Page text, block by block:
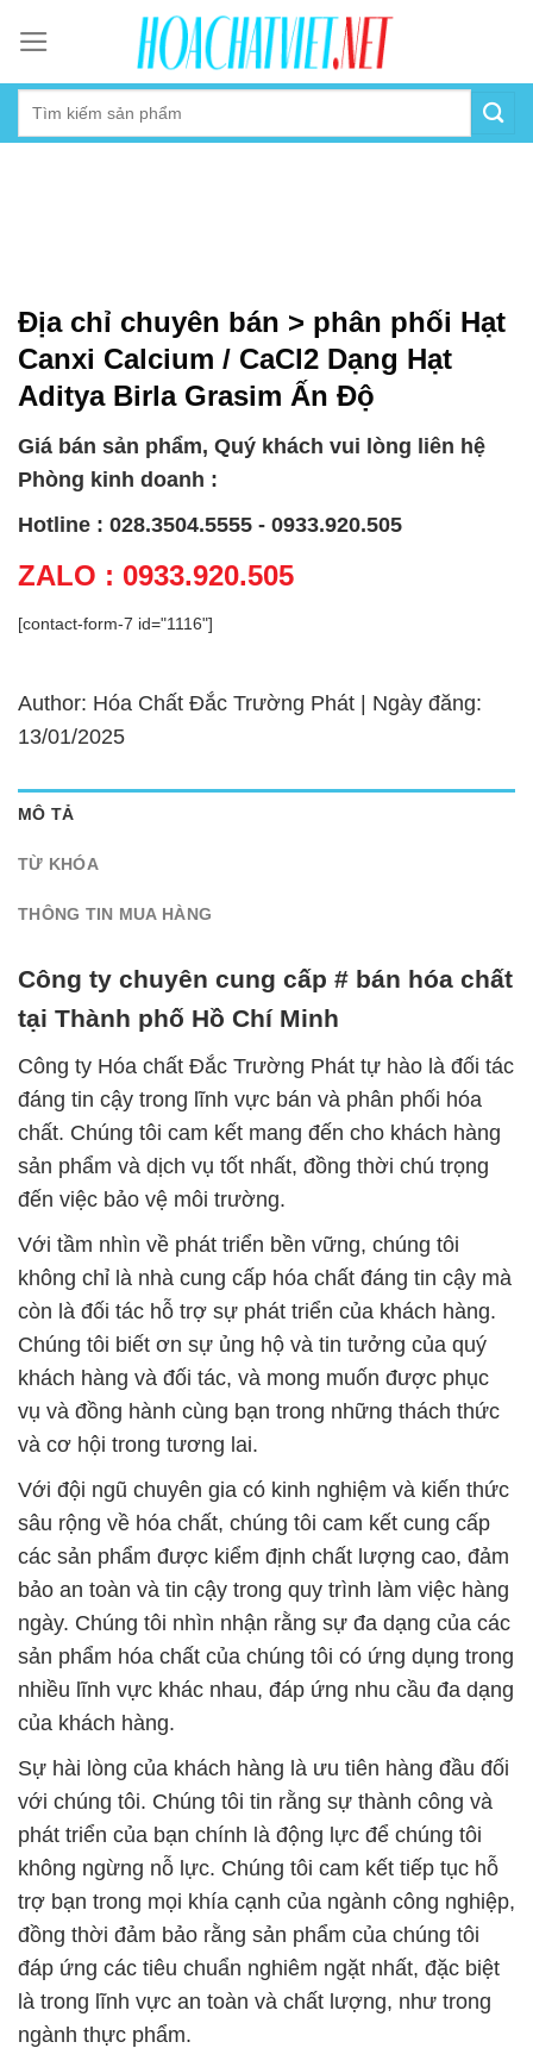
content
Địa chỉ chuyên bán > phân phối Hạt
Canxi Calcium / CaCl2 Dạng Hạt
Aditya Birla Grasim Ấn Độ
Giá bán sản phẩm, Quý khách vui lòng liên hệ
Phòng kinh doanh :
Hotline : 028.3504.5555 - 0933.920.505
ZALO : 0933.920.505
[contact-form-7 id="1116"]
Author: Hóa Chất Đắc Trường Phát | Ngày đăng:
13/01/2025
MÔ TẢ
TỪ KHÓA
THÔNG TIN MUA HÀNG
Công ty chuyên cung cấp # bán hóa chất
tại Thành phố Hồ Chí Minh
Công ty Hóa chất Đắc Trường Phát tự hào là đối tác
đáng tin cậy trong lĩnh vực bán và phân phối hóa
chất. Chúng tôi cam kết mang đến cho khách hàng
sản phẩm và dịch vụ tốt nhất, đồng thời chú trọng
đến việc bảo vệ môi trường.
Với tầm nhìn về phát triển bền vững, chúng tôi
không chỉ là nhà cung cấp hóa chất đáng tin cậy mà
còn là đối tác hỗ trợ sự phát triển của khách hàng.
Chúng tôi biết ơn sự ủng hộ và tin tưởng của quý
khách hàng và đối tác, và mong muốn được phục
vụ và đồng hành cùng bạn trong những thách thức
và cơ hội trong tương lai.
Với đội ngũ chuyên gia có kinh nghiệm và kiến thức
sâu rộng về hóa chất, chúng tôi cam kết cung cấp
các sản phẩm được kiểm định chất lượng cao, đảm
bảo an toàn và tin cậy trong quy trình làm việc hàng
ngày. Chúng tôi nhìn nhận rằng sự đa dạng của các
sản phẩm hóa chất của chúng tôi có ứng dụng trong
nhiều lĩnh vực khác nhau, đáp ứng nhu cầu đa dạng
của khách hàng.
Sự hài lòng của khách hàng là ưu tiên hàng đầu đối
với chúng tôi. Chúng tôi tin rằng sự thành công và
phát triển của bạn chính là động lực để chúng tôi
không ngừng nỗ lực. Chúng tôi cam kết tiếp tục hỗ
trợ bạn trong mọi khía cạnh của ngành công nghiệp,
đồng thời đảm bảo rằng sản phẩm của chúng tôi
đáp ứng các tiêu chuẩn nghiêm ngặt nhất, đặc biệt
là trong lĩnh vực an toàn và chất lượng, như trong
ngành thực phẩm.